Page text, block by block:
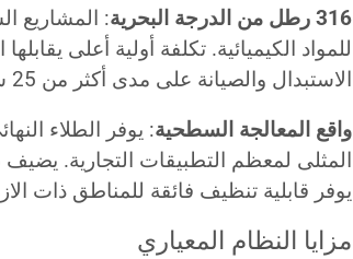
316 رطل من الدرجة البحرية
: المشاريع
للمواد الكيميائية. تكلفة أولية أعلى
الاستبدال والصيانة على مدى أكثر من 25 سنة من العمر التشغيلي.
واقع المعالجة السطحية
يوفر قابلية تنظيف فائقة للمناطق ذات
مزايا النظام المعياري